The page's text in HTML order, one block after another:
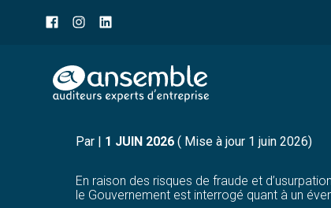
header
Aller
au
RÉFORME DE LA
Par | 1 JUIN 2026( Mise à jour 1 juin 2026)
En raison des risques de fraude et
le Gouvernement est interrogé quant à un